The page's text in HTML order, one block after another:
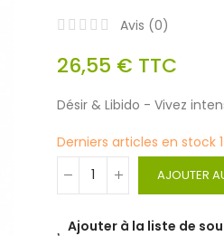
Avis (0)
26,55 € TTC
Désir & Libido - Vivez
Derniers articles en stock
AJOUTER
Ajouter à la liste de